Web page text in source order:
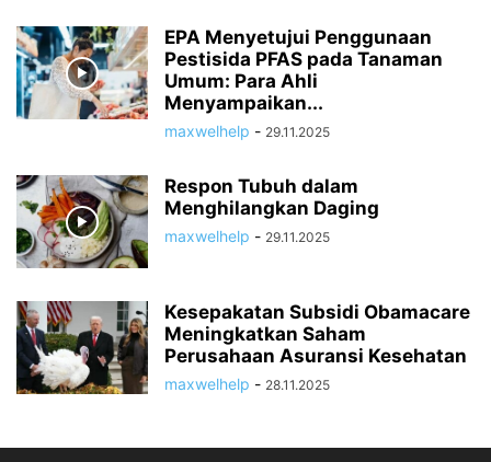
EPA Menyetujui Penggunaan
Pestisida PFAS pada Tanaman
Umum: Para Ahli
Menyampaikan...
maxwelhelp - 29.11.2025
Respon Tubuh dalam
Menghilangkan Daging
maxwelhelp - 29.11.2025
Kesepakatan Subsidi Obamacare
Meningkatkan Saham
Perusahaan Asuransi Kesehatan
maxwelhelp - 28.11.2025